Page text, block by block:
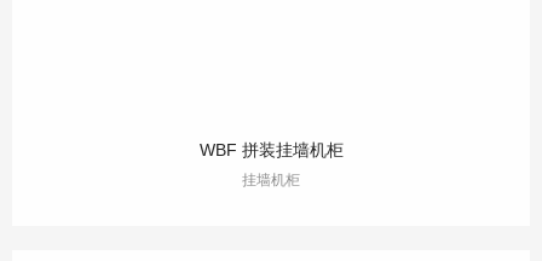
WBF 拼装挂墙机柜
挂墙机柜